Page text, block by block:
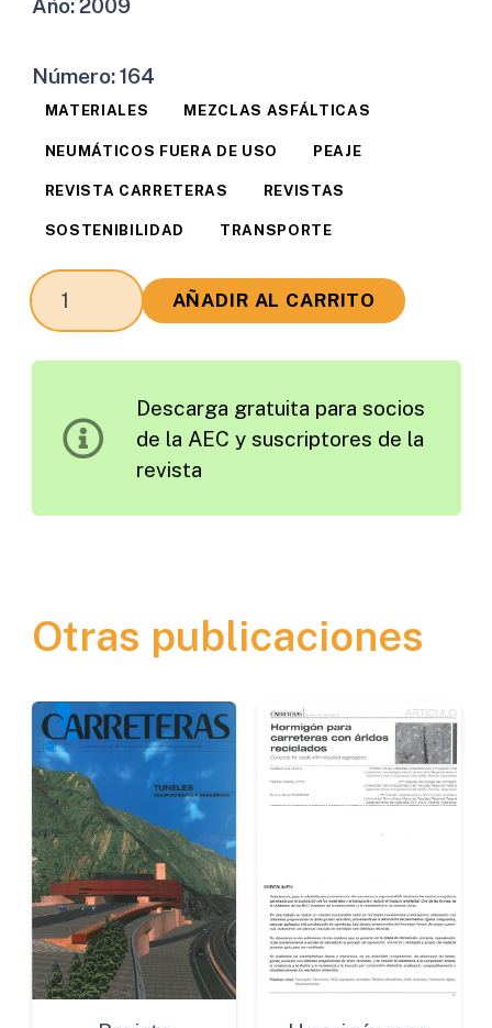
Año:2009
Número:164
MATERIALES MEZCLAS ASFÁLTICAS
NEUMÁTICOS FUERA DE USO PEAJE
REVISTA CARRETERAS REVISTAS
SOSTENIBILIDAD TRANSPORTE
Revista
Carreteras
AÑADIR AL CARRITO
Descarga gratuita para socios
de la AEC y suscriptores de la
revista
Otras publicaciones